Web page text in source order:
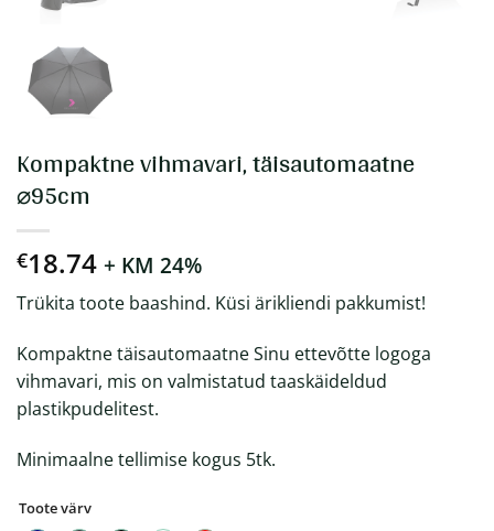
Kompaktne vihmavari, täisautomaatne
⌀95cm
€18.74 + KM 24%
Trükita toote baashind. Küsi ärikliendi pakkumist!
Kompaktne täisautomaatne Sinu ettevõtte logoga
vihmavari, mis on valmistatud taaskäideldud
plastikpudelitest.
Minimaalne tellimise kogus 5tk.
Toote värv